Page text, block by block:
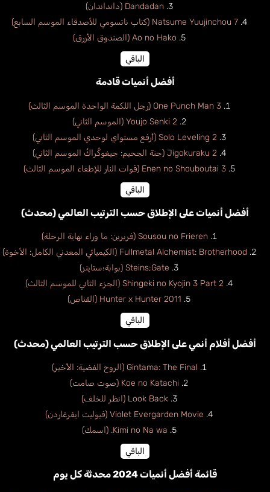
Dandadan (دانداندان)
Natsume Yuujinchou 7 (كتاب ناتسومي للأصدقاء الموسم السابع)
Ao no Hako (الصندوق الأزرق)
الباقي
أفضل أنميات قادمة
One Punch Man 3 (رجل اللكمة الواحدة الموسم الثالث)
Youjo Senki 2 (الموسم الثاني)
Solo Leveling 2 (أرفع مستواي لوحدي الموسم الثاني)
Jigokuraku 2 (جنة الجحيم: جيغوكُراكُ الموسم الثاني)
Enen no Shouboutai 3 (قوات النار للإطفاء الموسم الثالث)
الباقي
أفضل أنميات على الإطلاق حسب الترتيب العالمي (محدث)
Sousou no Frieren (فريرين: ما وراء نهاية الرحلة)
Fullmetal Alchemist: Brotherhood (الكيميائي المعدني الكامل: الأخوة)
Steins;Gate (بوابة؛ستاينز)
Shingeki no Kyojin 3 Part 2 (الجزء الثاني للموسم الثالث)
Hunter x Hunter 2011 (القناص)
الباقي
أفضل أفلام أنمي على الإطلاق حسب الترتيب العالمي (محدث)
Gintama: The Final (الروح الفضية: الأخير)
Koe no Katachi (صوت صامت)
Look Back (انظر للخلف)
Violet Evergarden Movie (فيوليت ايفرغاردن)
Kimi no Na wa. (اسمك)
الباقي
قائمة أفضل أنميات 2024 محدثة كل يوم